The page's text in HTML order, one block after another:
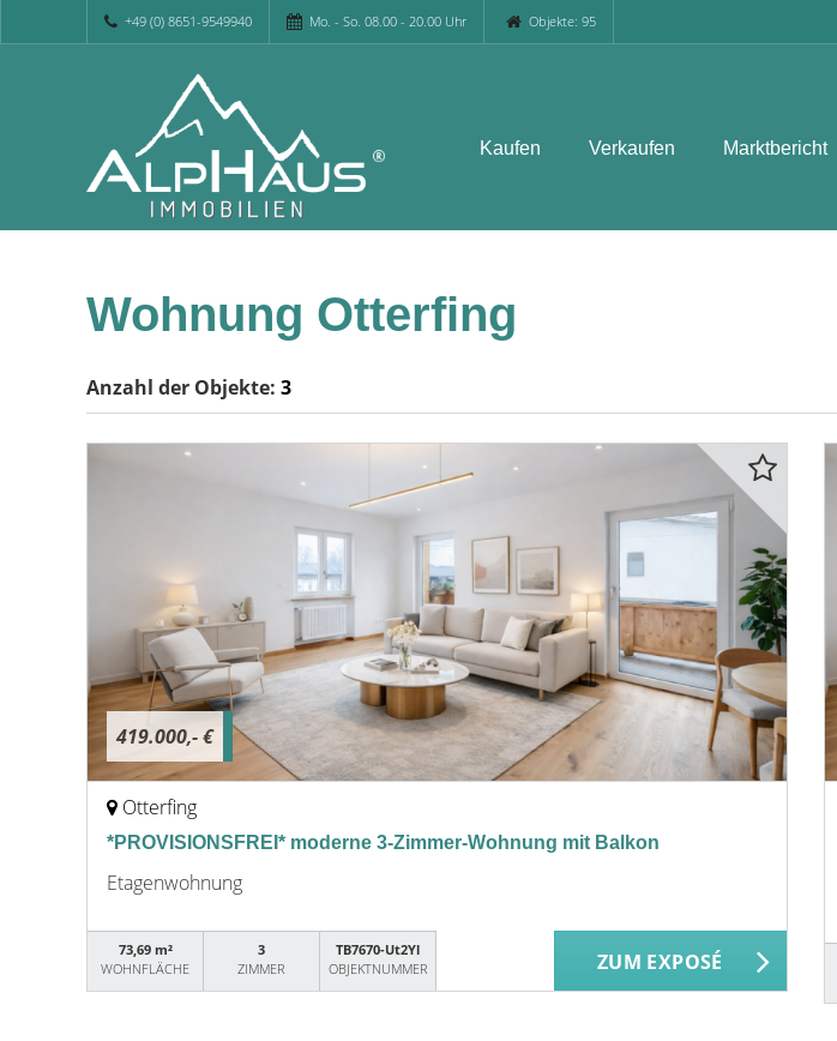
+49 (0) 8651-9549940 Mo. - So. 08.00 - 20.00 Uhr Objekte: 95
Kaufen Verkaufen Marktbericht
Wohnung Otterfing
Anzahl der Objekte: 3
419.000,- €
Otterfing
*PROVISIONSFREI* moderne 3-Zimmer-Wohnung mit Balkon
Etagenwohnung
73,69 m²
WOHNFLÄCHE
3
ZIMMER
TB7670-Ut2Yl
OBJEKTNUMMER
ZUM EXPOSÉ